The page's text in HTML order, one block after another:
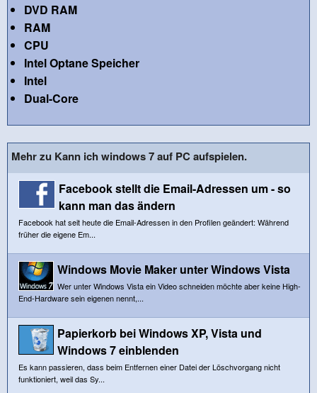
DVD RAM
RAM
CPU
Intel Optane Speicher
Intel
Dual-Core
Mehr zu Kann ich windows 7 auf PC aufspielen.
Facebook stellt die Email-Adressen um - so
kann man das ändern
Facebook hat seit heute die Email-Adressen in den Profilen geändert: Während
früher die eigene Em...
Windows Movie Maker unter Windows Vista
Wer unter Windows Vista ein Video schneiden möchte aber keine High-
End-Hardware sein eigenen nennt,...
Papierkorb bei Windows XP, Vista und
Windows 7 einblenden
Es kann passieren, dass beim Entfernen einer Datei der Löschvorgang nicht
funktioniert, weil das Sy...